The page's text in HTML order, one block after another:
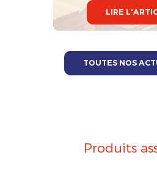
LIRE
TOUTES NOS
Produits